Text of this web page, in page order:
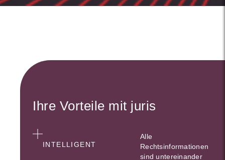
Ihre Vorteile mit juris
INTELLIGENT
Alle
Rechtsinformationen
sind untereinander